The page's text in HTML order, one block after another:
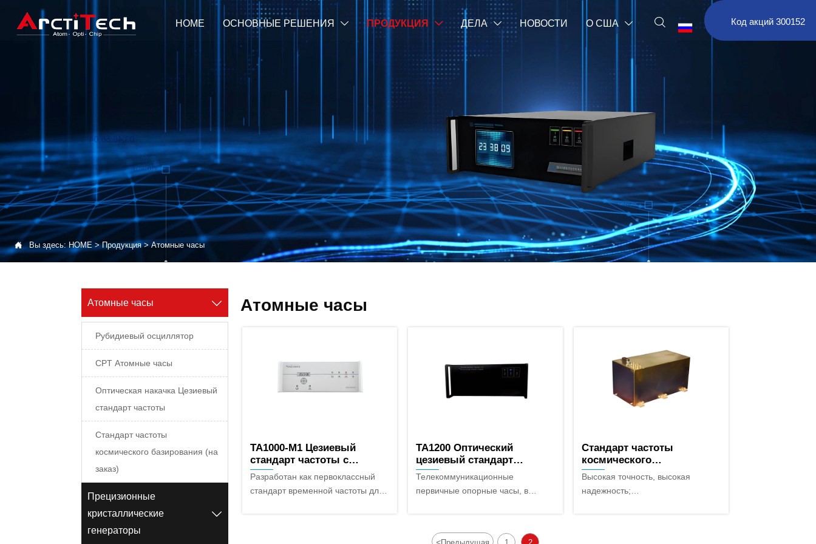
HOME ОСНОВНЫЕ РЕШЕНИЯ  ПРОДУКЦИЯ  ДЕЛА  НОВОСТИ О США   
Код акций 300152
 Вы здесь:HOME>Продукция>Атомные часы
Атомные часы 
Рубидиевый осциллятор
CPT Атомные часы
Оптическая накачка Цезиевый
стандарт частоты
Стандарт частоты
космического базирования (на
заказ)
Прецизионные
кристаллические
генераторы

Атомные часы
TA1000-M1 Цезиевый
стандарт частоты с
оптической накачкой
(Телеком)
Разработан как первоклассный
стандарт временной частоты для
TA1200 Оптический
цезиевый стандарт
частоты
Телекоммуникационные
первичные опорные часы, в
Источники сигнала для
Стандарт частоты
космического
базирования (на заказ)
Высокая точность, высокая
надежность;